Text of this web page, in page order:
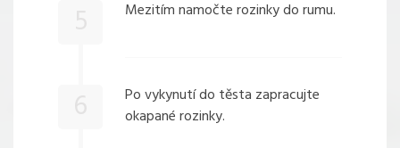
Mezitím namočte rozinky do rumu.
Po vykynutí do těsta zapracujte
okapané rozinky.